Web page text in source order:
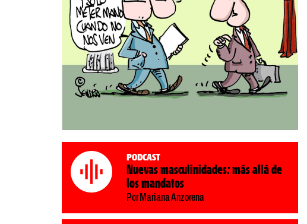
Podcast
Nuevas masculinidades: más allá de
los mandatos
Por Mariana Anzorena